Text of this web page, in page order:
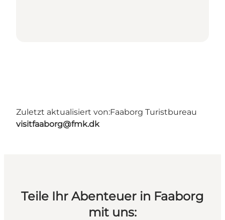
Zuletzt aktualisiert von:Faaborg Turistbureau
visitfaaborg@fmk.dk
Teile Ihr Abenteuer in Faaborg
mit uns: